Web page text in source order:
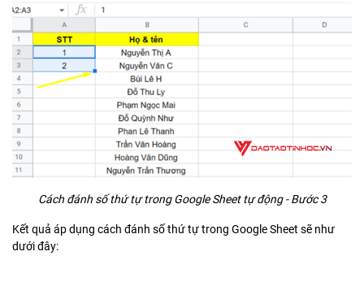
Cách đánh số thứ tự trong Google Sheet tự động - Bước 3
Kết quả áp dụng cách đánh số thứ tự trong Google Sheet sẽ như
dưới đây: